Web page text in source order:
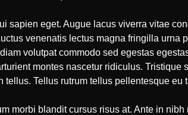
sapien eget. Augue lacus viverra vitae
venenatis lectus magna fringilla
volutpat commodo sed egestas
montes nascetur ridiculus.
tellus. Tellus rutrum tellus pellentesque
morbi blandit cursus risus at. Ante in